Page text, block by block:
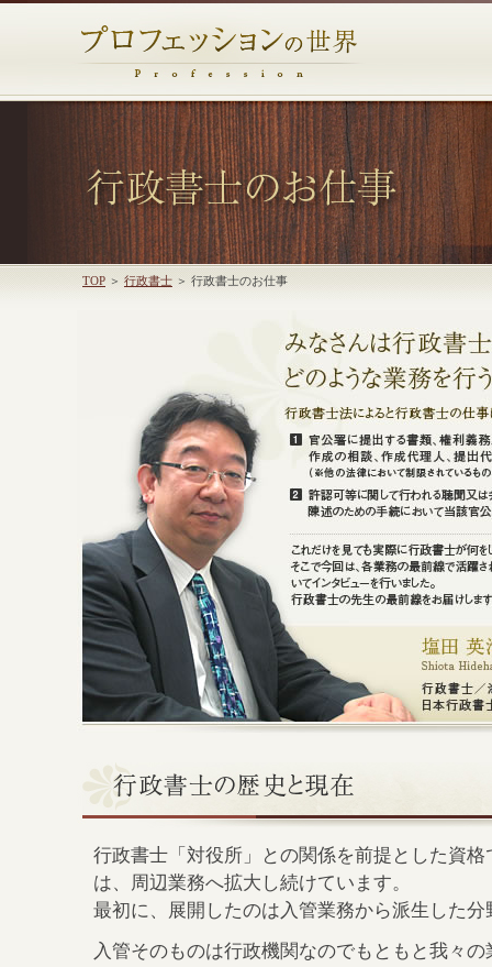
TOP ＞ 行政書士 ＞ 行政書士のお仕事
行政書士「対役所」との関係を前提とした資
は、周辺業務へ拡大し続けています。
最初に、展開したのは入管業務から派生した分
入管そのものは行政機関なのでもともと我々